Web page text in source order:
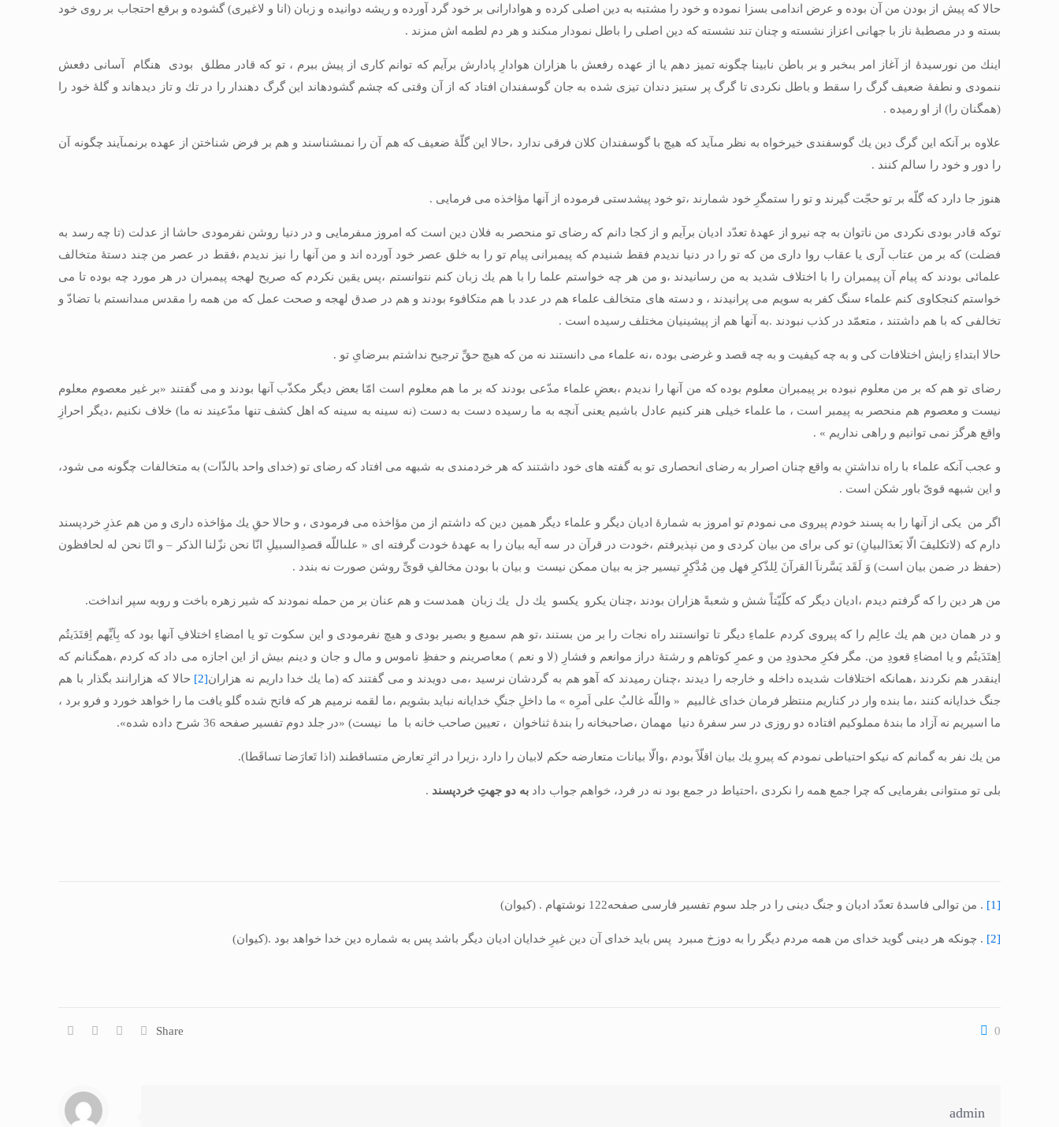
حالا كه پيش از بودن من آن بوده و عرض اندامى بسزا نموده و خود را مشتبه به دين اصلى كرده و هوادارانى بر خود گرد آورده و ريشه دوانيده و زبان (انا و لاغيرى) گشوده و برقع احتجاب بر روى خود
بسته و در مصطبۀ ناز با جهانى اعزاز نشسته و چنان تند نشسته كه دين اصلى را باطل نمودار مى‏كند و هر دم لطمه اش مى‏زند .
اينك من نورسيدۀ از آغاز امر بى‏خبر و بر باطن نابينا چگونه تميز دهم يا از عهده رفعش با هزاران هوادارِ پادارش برآيم كه توانم كارى از پيش ببرم ، تو كه قادر مطلق بودى هنگام آسانى دفعش
ننمودى و نطفۀ ضعيف گرگ را سقط و باطل نكردى تا گرگ پر ستيز دندان تيزى شده به جان گوسفندان افتاد كه از آن وقتى كه چشم گشوده‏اند اين گرگ دهن‏دار را در تك و تاز ديده‏اند و گلۀ خود را
(همگنان را) از او رميده .
علاوه بر آنكه اين گرگ دين يك گوسفندى خيرخواه به نظر مى‏آيد كه هيچ با گوسفندان كلان فرقى ندارد ،حالا اين گلّۀ ضعيف كه هم آن را نمى‏شناسند و هم بر فرض شناختن از عهده برنمى‏آيند چگونه آن
را دور و خود را سالم كنند .
هنوز جا دارد كه گلّه بر تو حجّت گيرند و تو را ستمگرِ خود شمارند ،تو خود پيشدستى فرموده از آنها مؤاخذه مى‏ فرمايى .
توكه قادر بودى نكردى من ناتوان به چه نيرو از عهدۀ تعدّد اديان برآيم و از كجا دانم كه رضاى تو منحصر به فلان دين است كه امروز مى‏فرمايى و در دنيا روشن نفرمودى حاشا از عدلت (تا چه رسد به
فضلت) كه بر من عتاب آرى يا عقاب روا دارى من كه تو را در دنيا نديدم فقط شنيدم كه پيمبرانى پيام تو را به خلق عصر خود آورده ‏اند و من آنها را نيز نديدم ،فقط در عصر من چند دستۀ متخالف
علمائى بودند كه پيام آن پيمبران را با اختلاف شديد به من رسانيدند ،و من هر چه خواستم علما را با هم يك زبان كنم نتوانستم ،پس يقين نكردم كه صريح لهجه پيمبران در هر مورد چه بوده تا مى‏
خواستم كنجكاوى كنم علماء سنگ كفر به سويم مى‏ پرانيدند ، و دسته‏ هاى متخالف علماء هم در عدد با هم متكافوء بودند و هم در صدق لهجه و صحت عمل كه من همه را مقدس مى‏دانستم با تضادّ و
تخالفى ‏كه با هم داشتند ، متعمّد در كذب نبودند .به آنها هم از پيشينيان مختلف رسيده ‏است .
حالا ابتداءِ زايش اختلافات كى و به چه كيفيت و به چه قصد و غرضى بوده ،نه علماء مى‏ دانستند نه من كه هيچ حقِّ ترجيح نداشتم بى‏رضاىِ تو .
رضاى تو هم كه بر من معلوم نبوده بر پيمبران معلوم بوده كه من آنها را نديدم ،بعضِ علماء مدّعى بودند كه بر ما هم معلوم است امّا بعض ديگر مكذّب آنها بودند و مى‏ گفتند «بر غير معصوم معلوم
نيست و معصوم هم منحصر به پيمبر است ، ما علماء خيلى هنر كنيم عادل باشيم يعنى آنچه به ما رسيده دست به دست (نه سينه به سينه‏ كه اهل كشف تنها مدّعيند نه ما) خلاف نكنيم ،ديگر احرازِ
واقع هرگز نمى ‏توانيم و راهى نداريم » .
و عجب آنكه علماء با راه نداشتنِ به واقع چنان اصرار به رضاى انحصارى تو به‏ گفته‏ هاى خود داشتند كه هر خردمندى به شبهه مى افتاد كه رضاى تو (خداى واحد بالذّات) به متخالفات چگونه مى‏ شود،
و اين شبهه قوىّ باور شكن است .
اگر من يكى از آنها را به پسند خودم پيروى مى‏ نمودم تو امروز به شمارۀ اديان ديگر و علماء ديگر همين دين كه داشتم از من مؤاخذه مى‏ فرمودى ، و حالا حقِ يك مؤاخذه دارى و من هم عذرِ خردپسند
دارم كه (لاتكليفَ الّا بَعدَالبيانِ) تو كى براى من بيان كردى و من نپذيرفتم ،خودت در قرآن در سه آيه بيان را به عهدۀ خودت گرفته ‏اى « على‏اللّه قصدِالسبيلِ انّا نحن نزّلنا الذكر – و انّا نحن له لحافظون
(حفظ در ضمن بيان است) وَ لَقَد يَسَّرناَ القرآنَ لِلذّكرِ فهل مِن مُدَّكِرٍ تيسير جز به بيان ممكن نيست و بيان با بودن مخالفِ قوىِّ روشن صورت نه ‏بندد .
من هر دين را كه گرفتم ديدم ،اديان ديگر كه كلّيّتاً شش و شعبةً هزاران بودند ،چنان يکرو يکسو يك دل يك زبان همدست و هم عنان بر من حمله نمودند كه شير زهره باخت و روبه سپر انداخت.
و در همان دين هم يك عالِم را كه پيروى كردم علماءِ ديگر تا توانستند راه نجات را بر من بستند ،تو هم سميع و بصير بودى و هيچ نفرمودى و اين سكوت تو يا امضاءِ اختلافِ آنها بود كه بِاَيِّهم اِقتَدَيتُم
اِهتَدَيتُم و يا امضاءِ قعودِ من. مگر فكرِ محدودِ من و عمرِ كوتاهم و رشتۀ دراز موانعم و فشارِ (لا و نعم ) معاصرينم و حفظِ ناموس و مال و جان و دينم بيش از اين اجازه مى‏ داد كه كردم ،همگنانم كه
اينقدر هم نكردند ،همانكه اختلافات شديده داخله و خارجه را ديدند ،چنان رميدند كه آهو هم به گردشان نرسيد ،مى ‏دويدند و مى ‏گفتند كه (ما يك خدا داريم نه هزاران[2]
حالا كه هزارانند بگذار با هم
جنگ خدايانه كنند ،ما بنده ‏وار در كناريم منتظر فرمان خداى غالبيم « واللّه غالبٌ على اَمرِه » ما داخلِ جنگِ خدايانه نبايد بشويم ،ما لقمه نرميم هر كه فاتح شده گلو يافت ما را خواهد خورد و فرو برد ،
ما اسيريم نه آزاد ما بندۀ مملوكيم افتاده دو روزى در سر سفرۀ دنيا مهمان ،صاحبخانه را بندۀ ثناخوان ، تعيين صاحب خانه با ما نيست) «در جلد دوم تفسير صفحه 36 شرح داده شده».
من يك نفر به گمانم كه نيكو احتياطى نمودم كه پيروِ يك بيان اقلّاً بودم ،والّا بيانات متعارضه حكم لابيان را دارد ،زيرا در اثرِ تعارض متساقطند (اذا تَعارَضا تساقَطا).
بلى تو مى‏توانى بفرمايى كه چرا جمع همه را نكردى ،احتياط در جمع بود نه در فرد، خواهم جواب دادبه دو جهتِ خردپسند .
[1] . من توالى فاسدۀ تعدّد اديان و جنگ دينى را در جلد سوم تفسير فارسى صفحه‏122 نوشته‏ام . (کیوان)
[2] . چونكه هر دينى گويد خداى من همه مردم ديگر را به دوزخ مى‏برد پس بايد خداى آن دين غيرِ خدايان اديان ديگر باشد پس به شماره دين خدا خواهد بود .(كيوان)
Share 0
admin